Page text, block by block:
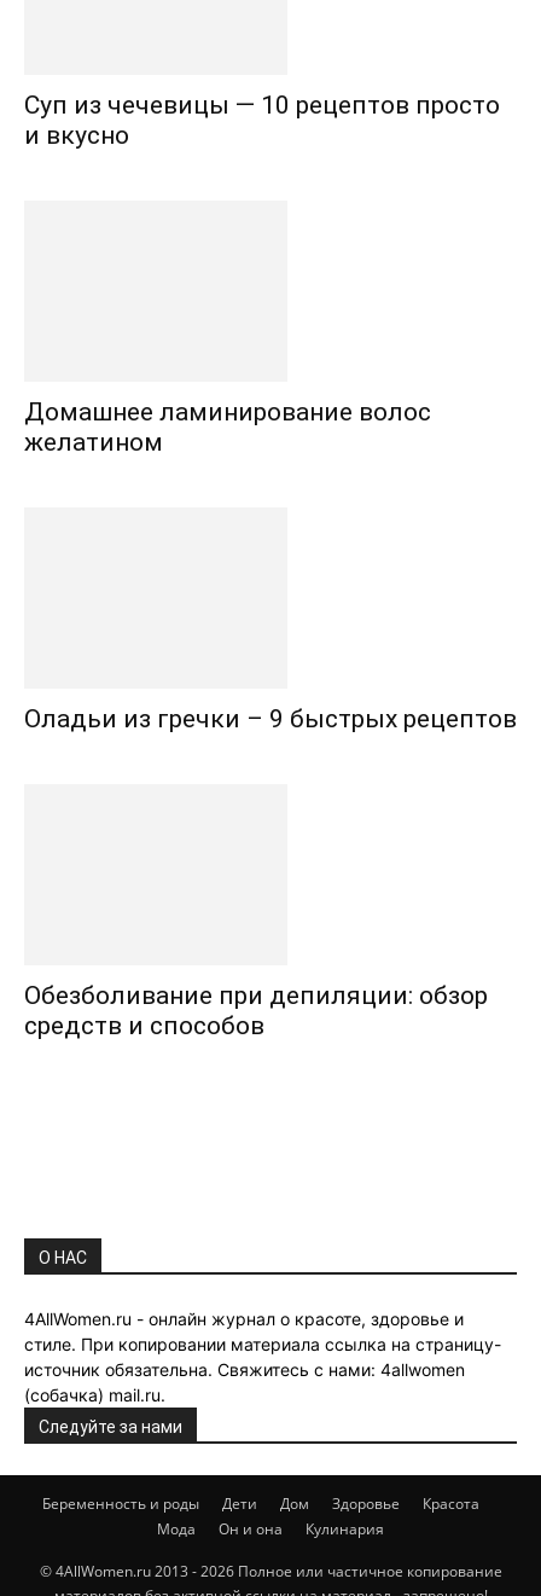
Суп из чечевицы — 10 рецептов просто
и вкусно
Домашнее ламинирование волос
желатином
Оладьи из гречки – 9 быстрых рецептов
Обезболивание при депиляции: обзор
средств и способов
О НАС
4AllWomen.ru - онлайн журнал о красоте, здоровье и
стиле. При копировании материала ссылка на страницу-
источник обязательна. Свяжитесь с нами: 4allwomen
(собачка) mail.ru.
Следуйте за нами
Беременность и роды Дети Дом Здоровье
Красота
Мода
Он и она Кулинария
© 4AllWomen.ru 2013 - 2026 Полное или частичное копирование